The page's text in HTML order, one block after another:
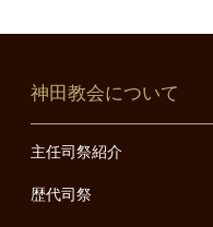
神田教会について
主任司祭紹介
歴代司祭